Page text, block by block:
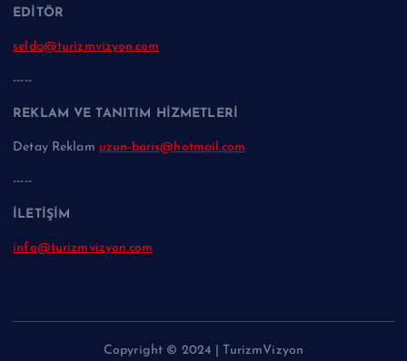
EDİTÖR
selda@turizmvizyon.com
-----
REKLAM VE TANITIM HİZMETLERİ
Detay Reklam uzun-baris@hotmail.com
-----
İLETİŞİM
info@turizmvizyon.com
Copyright © 2024 | TurizmVizyon